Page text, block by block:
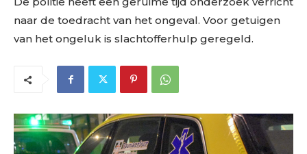
naar de toedracht van het ongeval. Voor getuigen
van het ongeluk is slachtofferhulp geregeld.